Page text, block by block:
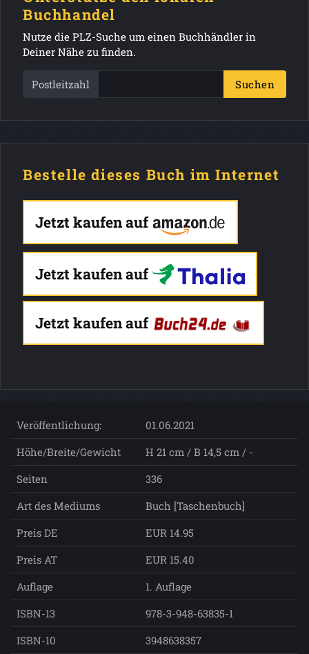
Buchhandel
Nutze die PLZ-Suche um einen Buchhändler in
Deiner Nähe zu finden.
Postleitzahl Suchen
Bestelle dieses Buch im Internet
Jetzt kaufen auf
Jetzt kaufen auf
Jetzt kaufen auf
Veröffentlichung:
01.06.2021
Höhe/Breite/Gewicht
H 21 cm / B 14,5 cm / -
Seiten
336
Art des Mediums
Buch [Taschenbuch]
Preis DE
EUR 14.95
Preis AT
EUR 15.40
Auflage
1. Auflage
ISBN-13
978-3-948-63835-1
ISBN-10
3948638357